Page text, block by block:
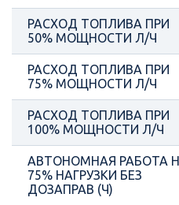
РАСХОД ТОПЛИВА ПРИ
50% МОЩНОСТИ Л/Ч
РАСХОД ТОПЛИВА ПРИ
75% МОЩНОСТИ Л/Ч
РАСХОД ТОПЛИВА ПРИ
100% МОЩНОСТИ Л/Ч
АВТОНОМНАЯ РАБОТА
75% НАГРУЗКИ БЕЗ
ДОЗАПРАВ (Ч)